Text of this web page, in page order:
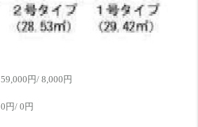
59,000円/ 8,000円
0円/ 0円